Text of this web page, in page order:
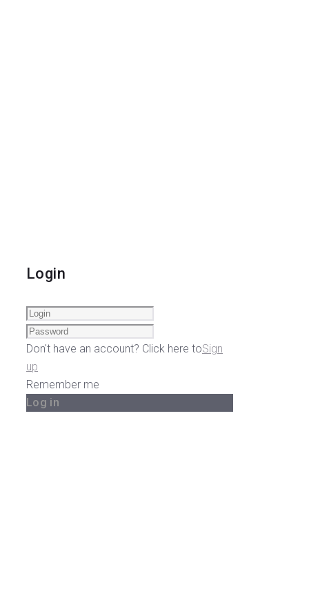
Login
Don't have an account? Click here toSign
up
Remember me
Log in